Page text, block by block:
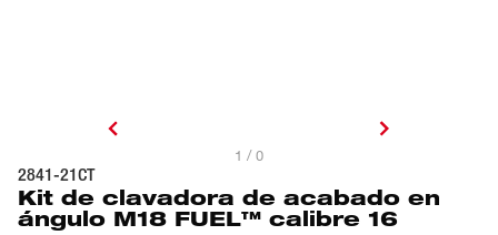
1 / 0
2841-21CT
Kit de clavadora de acabado en
ángulo M18 FUEL™ calibre 16